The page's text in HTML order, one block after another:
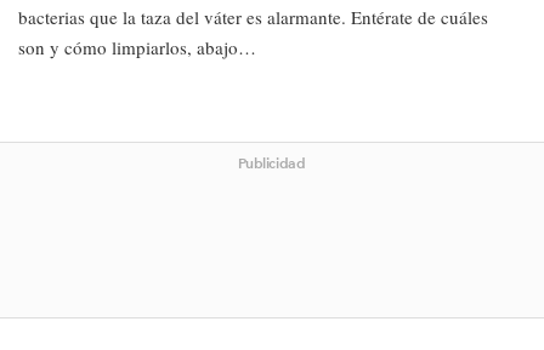
bacterias que la taza del váter es alarmante. Entérate de cuáles
son y cómo limpiarlos, abajo…
Publicidad